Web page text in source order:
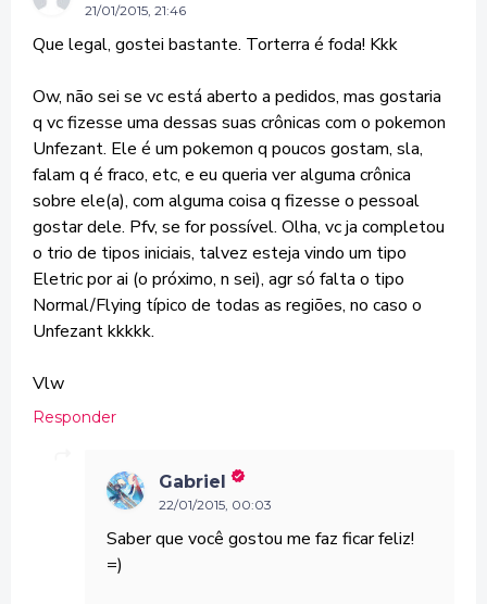
21/01/2015, 21:46
Que legal, gostei bastante. Torterra é foda! Kkk
Ow, não sei se vc está aberto a pedidos, mas gostaria
q vc fizesse uma dessas suas crônicas com o pokemon
Unfezant. Ele é um pokemon q poucos gostam, sla,
falam q é fraco, etc, e eu queria ver alguma crônica
sobre ele(a), com alguma coisa q fizesse o pessoal
gostar dele. Pfv, se for possível. Olha, vc ja completou
o trio de tipos iniciais, talvez esteja vindo um tipo
Eletric por ai (o próximo, n sei), agr só falta o tipo
Normal/Flying típico de todas as regiões, no caso o
Unfezant kkkkk.
Vlw
Responder
Gabriel
22/01/2015, 00:03
Saber que você gostou me faz ficar feliz!
=)